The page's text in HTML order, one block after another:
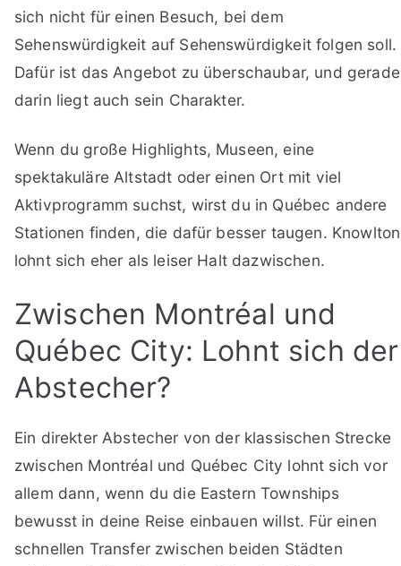
sich nicht für einen Besuch, bei dem
Sehenswürdigkeit auf Sehenswürdigkeit folgen soll.
Dafür ist das Angebot zu überschaubar, und gerade
darin liegt auch sein Charakter.
Wenn du große Highlights, Museen, eine
spektakuläre Altstadt oder einen Ort mit viel
Aktivprogramm suchst, wirst du in Québec andere
Stationen finden, die dafür besser taugen. Knowlton
lohnt sich eher als leiser Halt dazwischen.
Zwischen Montréal und
Québec City: Lohnt sich der
Abstecher?
Ein direkter Abstecher von der klassischen Strecke
zwischen Montréal und Québec City lohnt sich vor
allem dann, wenn du die Eastern Townships
bewusst in deine Reise einbauen willst. Für einen
schnellen Transfer zwischen beiden Städten